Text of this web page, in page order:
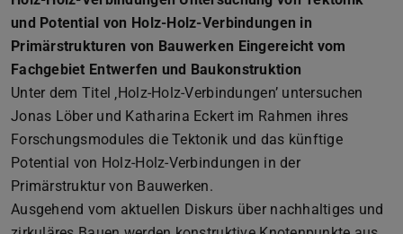
und Potential von Holz-Holz-Verbindungen in
Primärstrukturen von Bauwerken Eingereicht vom
Fachgebiet Entwerfen und Baukonstruktion
Unter dem Titel ‚Holz-Holz-Verbindungen’ untersuchen
Jonas Löber und Katharina Eckert im Rahmen ihres
Forschungsmodules die Tektonik und das künftige
Potential von Holz-Holz-Verbindungen in der
Primärstruktur von Bauwerken.
Ausgehend vom aktuellen Diskurs über nachhaltiges und